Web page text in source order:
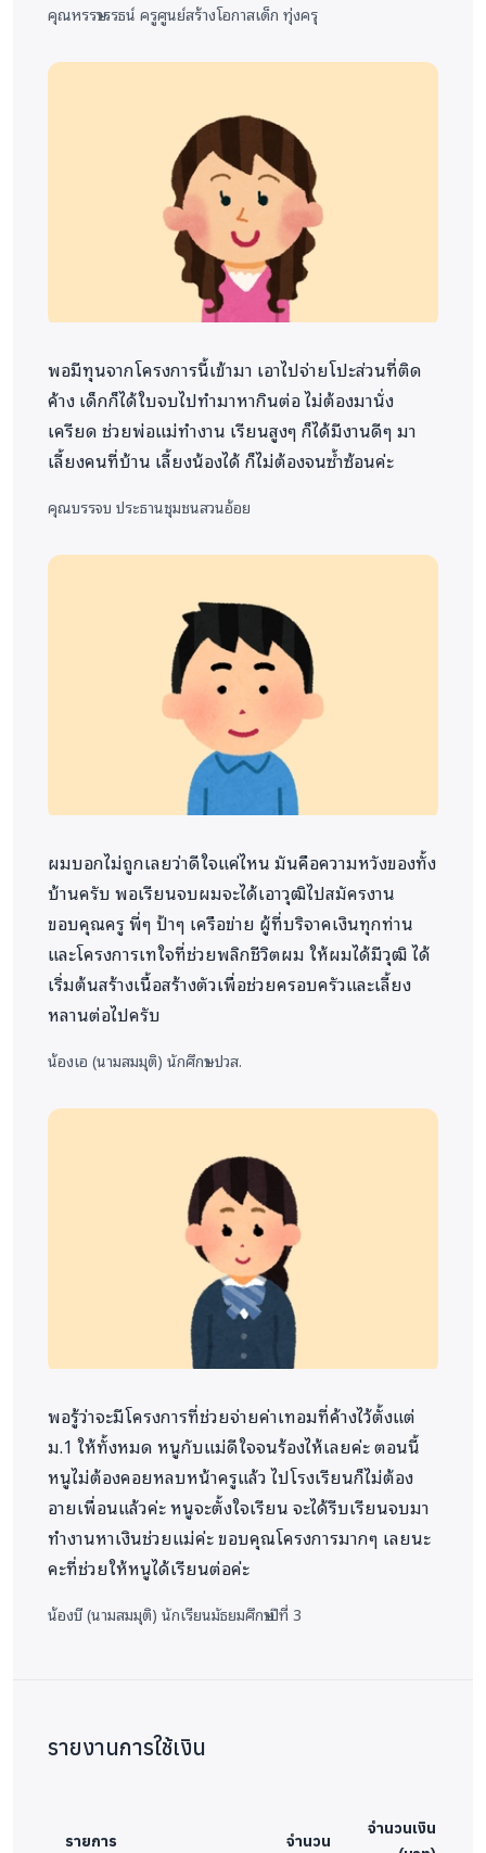
คุณหรรษวรรธน์ ครูศูนย์สร้างโอกาสเด็ก ทุ่งครุ
พอมีทุนจากโครงการนี้เข้ามา เอาไปจ่ายโปะส่วนที่ติด
ค้าง เด็กก็ได้ใบจบไปทำมาหากินต่อ ไม่ต้องมานั่ง
เครียด ช่วยพ่อแม่ทำงาน เรียนสูงๆ ก็ได้มีงานดีๆ มา
เลี้ยงคนที่บ้าน เลี้ยงน้องได้ ก็ไม่ต้องจนซ้ำซ้อนค่ะ
คุณบรรจบ ประธานชุมชนสวนอ้อย
ผมบอกไม่ถูกเลยว่าดีใจแค่ไหน มันคือความหวังของทั้ง
บ้านครับ พอเรียนจบผมจะได้เอาวุฒิไปสมัครงาน
ขอบคุณครู พี่ๆ ป้าๆ เครือข่าย ผู้ที่บริจาคเงินทุกท่าน
และโครงการเทใจที่ช่วยพลิกชีวิตผม ให้ผมได้มีวุฒิ ได้
เริ่มต้นสร้างเนื้อสร้างตัวเพื่อช่วยครอบครัวและเลี้ยง
หลานต่อไปครับ
น้องเอ (นามสมมุติ) นักศึกษา ปวส.
พอรู้ว่าจะมีโครงการที่ช่วยจ่ายค่าเทอมที่ค้างไว้ตั้งแต่
ม.1 ให้ทั้งหมด หนูกับแม่ดีใจจนร้องไห้เลยค่ะ ตอนนี้
หนูไม่ต้องคอยหลบหน้าครูแล้ว ไปโรงเรียนก็ไม่ต้อง
อายเพื่อนแล้วค่ะ หนูจะตั้งใจเรียน จะได้รีบเรียนจบมา
ทำงานหาเงินช่วยแม่ค่ะ ขอบคุณโครงการมากๆ เลยนะ
คะที่ช่วยให้หนูได้เรียนต่อค่ะ
น้องบี (นามสมมุติ) นักเรียนมัธยมศึกษาปีที่ 3
รายงานการใช้เงิน
รายการ จำนวน
จำนวนเงิน